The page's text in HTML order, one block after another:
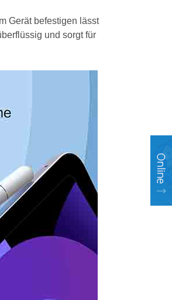
Gerät befestigen lässt
und sorgt für